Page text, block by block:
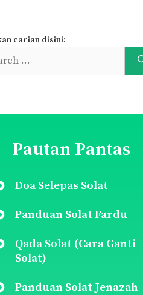
carian disini:
Pautan Pantas
Doa Selepas Solat
Panduan Solat Fardu
Qada Solat (Cara Ganti
Solat)
Panduan Solat Jenazah